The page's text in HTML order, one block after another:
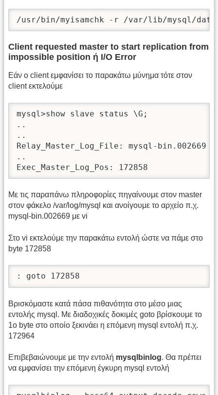
/usr/bin/myisamchk -r /var/lib/mysql/
Client requested master to start replication from
impossible position ή I/O Error
Εάν ο client εμφανίσει το παρακάτω μύνημα τότε στον
client εκτελούμε
mysql>show slave status \G;
..
..
Relay_Master_Log_File: mysql-bin.002669
..
Exec_Master_Log_Pos: 172858
Με τις παραπάνω πληροφορίες πηγαίνουμε στον master
στον φάκελο /var/log/mysql και ανοίγουμε το αρχείο π.χ.
mysql-bin.002669 με vi
Στο vi εκτελούμε την παρακάτω εντολή ώστε να πάμε στο
byte 172858
: goto 172858
Βρισκόμαστε κατά πάσα πιθανότητα στο μέσο μιας
εντολής mysql. Με διαδοχικές δοκιμές goto βρίσκουμε το
1ο byte στο οποίο ξεκινάει η επόμενη mysql εντολή π.χ.
172964
Επιβεβαιώνουμε με την εντολή mysqlbinlog. Θα πρέπει
να εμφανίσει την επόμενη έγκυρη mysql εντολή